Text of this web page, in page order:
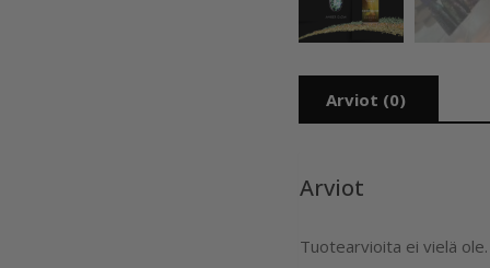
Arviot (0)
Arviot
Tuotearvioita ei vielä ole.